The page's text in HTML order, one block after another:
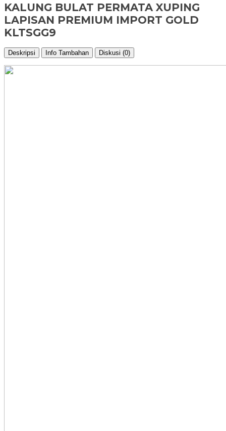
KALUNG BULAT PERMATA XUPING
LAPISAN PREMIUM IMPORT GOLD
KLTSGG9
Deskripsi Info Tambahan Diskusi (0)